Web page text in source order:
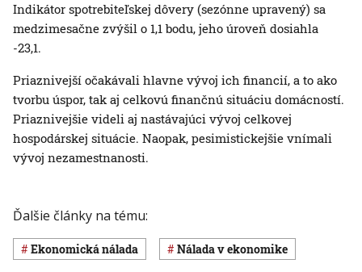
Indikátor spotrebiteľskej dôvery (sezónne upravený) sa
medzimesačne zvýšil o 1,1 bodu, jeho úroveň dosiahla
-23,1.
Priaznivejší očakávali hlavne vývoj ich financií, a to ako
tvorbu úspor, tak aj celkovú finančnú situáciu domácností.
Priaznivejšie videli aj nastávajúci vývoj celkovej
hospodárskej situácie. Naopak, pesimistickejšie vnímali
vývoj nezamestnanosti.
Ďalšie články na tému:
ekonomická nálada nálada v ekonomike